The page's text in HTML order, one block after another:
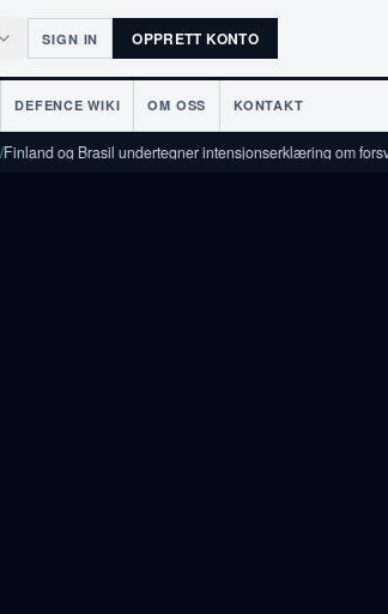
SIGN IN OPPRETT KONTO
DEFENCE WIKI OM OSS KONTAKT
undertegner intensjonserklæring om forsvarsindustrielt